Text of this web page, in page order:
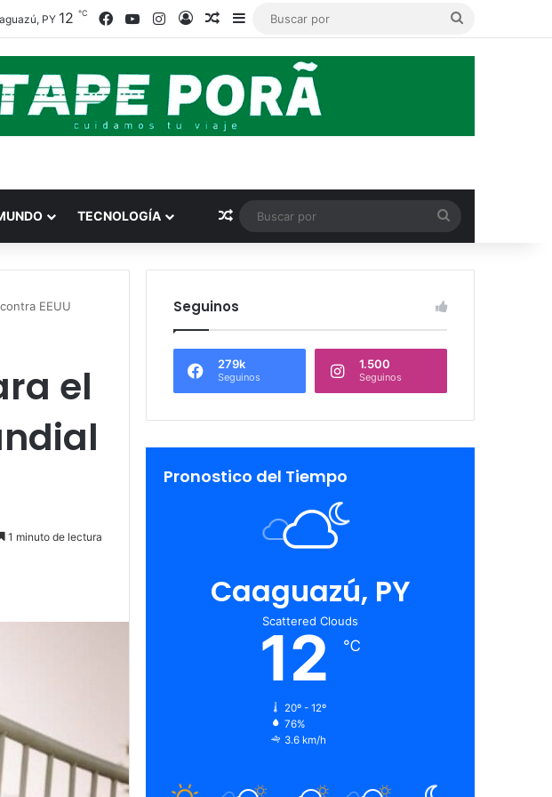
PY 12 ℃ Facebook
YouTubeInstagramAccesoPublicación al azar
Barra lateral
TECNOLOGÍA Publicación al azar
por
EEUU
el
1 minuto de lectura
Seguinos
279k
Seguinos
1.500
Seguinos
Pronostico del Tiempo
Caaguazú, PY
Scattered Clouds
12 ℃
20º - 12º
76%
3.6 km/h